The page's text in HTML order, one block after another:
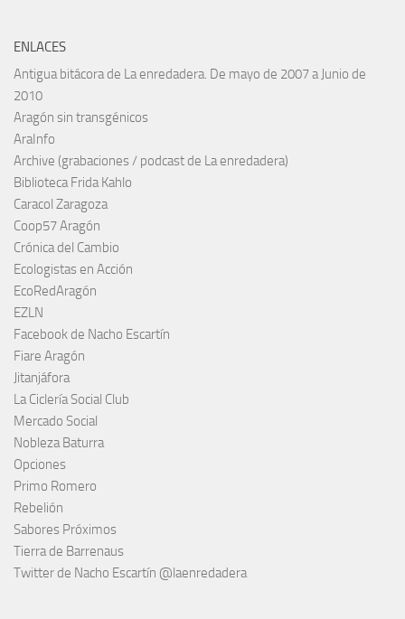
ENLACES
Antigua bitácora de La enredadera. De mayo de 2007 a Junio de
2010
Aragón sin transgénicos
AraInfo
Archive (grabaciones / podcast de La enredadera)
Biblioteca Frida Kahlo
Caracol Zaragoza
Coop57 Aragón
Crónica del Cambio
Ecologistas en Acción
EcoRedAragón
EZLN
Facebook de Nacho Escartín
Fiare Aragón
Jitanjáfora
La Ciclería Social Club
Mercado Social
Nobleza Baturra
Opciones
Primo Romero
Rebelión
Sabores Próximos
Tierra de Barrenaus
Twitter de Nacho Escartín @laenredadera